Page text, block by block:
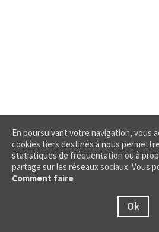
En poursuivant votre navigation, vous
cookies tiers destinés à nous
statistiques de fréquentation ou à
partage sur les réseaux sociaux. Vous
Comment faire
Ok